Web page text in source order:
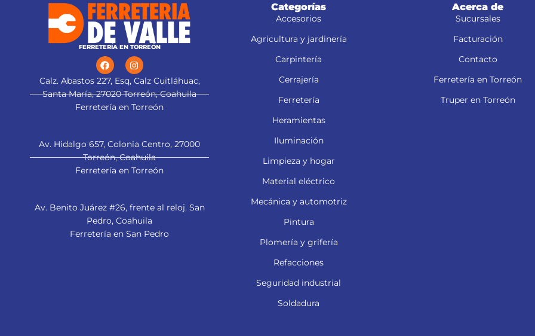
FERRETERÍA EN TORREÓN
Calz. Abastos 227, Esq, Calz Cuitláhuac,
Santa María, 27020 Torreón, Coahuila
Ferretería en Torreón
Av. Hidalgo 657, Colonia Centro, 27000
Torreón, Coahuila
Ferretería en Torreón
Av. Benito Juárez #26, frente al reloj. San
Pedro, Coahuila
Ferretería en San Pedro
Categorías
Accesorios
Agricultura y jardinería
Carpintería
Cerrajería
Ferretería
Heramientas
Iluminación
Limpieza y hogar
Material eléctrico
Mecánica y automotriz
Pintura
Plomería y grifería
Refacciones
Seguridad industrial
Soldadura
Acerca de
Sucursales
Facturación
Contacto
Ferretería en Torreón
Truper en Torreón